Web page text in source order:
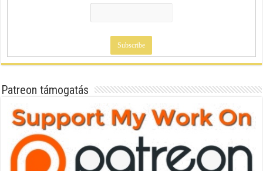
Patreon támogatás